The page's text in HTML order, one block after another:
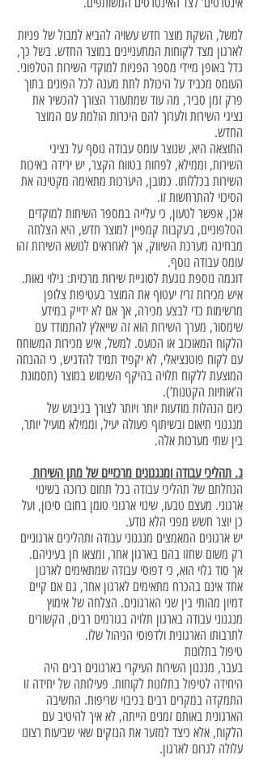
למשל, השקת מוצר חדש עשויה להביא למבול של פניות
לארגון מצד לקוחות המתעניינים במוצר החדש. בשל כך,
גדל באופן מיידי מספר הפניות למוקדי השירות הטלפוני.
העומס מכביד על היכולת לתת מענה לכל הפונים בתוך
פרק זמן סביר, מה עוד שמתעורר הצורך להכשיר את
נציגי השירות ולערוך להם היכרות הולמת עם המוצר
החדש.
התוצאה היא, שנוצר עומס עבודה נוסף על נציגי
השירות, וממילא, לפחות בטווח הקצר, יש ירידה באיכות
השירות בכללותו. כמובן, היערכות מתאימה מקטינה את
הסיכוי להתרחשות זו.
אכן, אפשר לטעון, כי עלייה במספר השיחות למוקדים
הטלפוניים, בעקבות קמפיין למוצר חדש, היא הצלחה
מבחינה מערכת השיווק, אך לאחראים לנושא השירות זהו
עומס עבודה נוסף.
דוגמה נוספת נוגעת לסוגיית שירות מרכזית: גילוי נאות.
איש מכירות זריז יעטוף את המוצר בעטיפות צלופן
מרשימות כדי לבצע מכירה, אך אם לא ידייק במידע
שימסור, מערך השירות הוא זה שייאלץ להתמודד עם
הלקוח המאוכזב או הכועס. למשל, איש מכירות המשוחח
עם לקוח פוטנציאלי, לא יקפיד תמיד להדגיש, כי ההנחה
המוצעת ללקוח תלויה בהיקף השימוש במוצר (תסמונת
ה’אותיות הקטנות’).
כיום הנהלות מודעות יותר ויותר לצורך בגיבוש של
מנגנוני תיאום ובשיתוף פעולה יעיל, וממילא מועיל יותר,
בין שתי מערכות אלה.
ג. תהליכי עבודה ומנגנונים מרכזיים של מתן השירות
הנחלתם של תהליכי עבודה בכל תחום כרוכה בשינוי
ארגוני. מעצם טבעו, שינוי ארגוני טומן בחובו סיכון, ועל
כן יוצר חשש מפני הלא נודע.
יש ארגונים המאמצים מנגנוני עבודה ותהליכים ארגוניים
רק משום שחזו בהם בארגון אחר, ומצאו חן בעיניהם.
אך סוד גלוי הוא, כי דפוסי עבודה שמתאימים לארגון
אחד אינם בהכרח מתאימים לארגון אחר, גם אם קיים
דמיון מהותי בין שני הארגונים. הצלחה של אימוץ
מנגנוני עבודה בארגון תלויה בגורמים רבים, הקשורים
לתרבותו הארגונית ולדפוסי הניהול שלו.
טיפול בתלונות
בעבר, מנגנון השירות העיקרי בארגונים רבים היה
היחידה לטיפול בתלונות לקוחות. פעילותה של יחידה זו
התמקדה במקרים רבים בכיבוי שריפות. החשיבה
הארגונית באותם זמנים הייתה, לא איך להיטיב עם
הלקוח, אלא כיצד למזער את הנזקים שאי שביעות רצונו
עלולה לגרום לארגון.